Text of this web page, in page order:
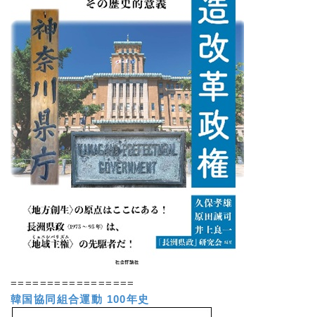
=================
韓国協同組合運動 100年史